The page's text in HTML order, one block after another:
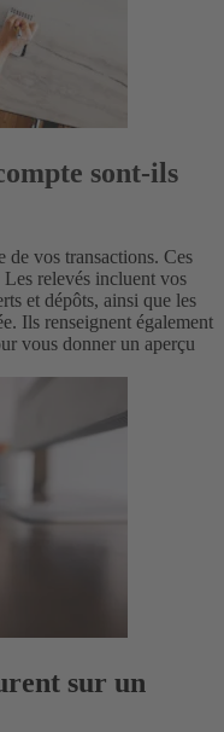
sont-ils
de vos transactions. Ces
relevés incluent vos
et dépôts, ainsi que les
Ils renseignent également
vous donner un aperçu
sur un